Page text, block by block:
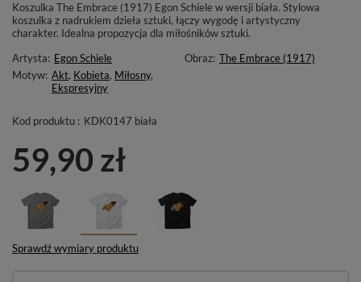
Koszulka The Embrace (1917) Egon Schiele w wersji biała. Stylowa
koszulka z nadrukiem dzieła sztuki, łączy wygodę i artystyczny
charakter. Idealna propozycja dla miłośników sztuki.
Artysta: Egon Schiele Obraz: The Embrace (1917)
Motyw: Akt, Kobieta, Miłosny,
Ekspresyjny
Kod produktu : KDK0147 biała
59,90 zł
Sprawdź wymiary produktu